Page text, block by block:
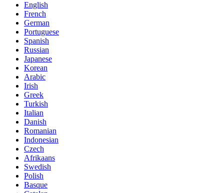
English
French
German
Portuguese
Spanish
Russian
Japanese
Korean
Arabic
Irish
Greek
Turkish
Italian
Danish
Romanian
Indonesian
Czech
Afrikaans
Swedish
Polish
Basque